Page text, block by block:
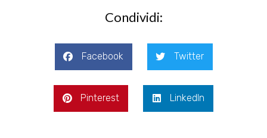
Condividi:
Facebook Twitter
Pinterest LinkedIn